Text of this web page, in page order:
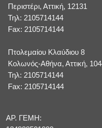
Περιστέρι, Αττική, 12131
Τηλ: 2105714144
Fax: 2105714144
Πτολεμαίου Κλαύδιου 8
Κολωνός-Αθήνα, Αττική,
Τηλ: 2105714144
Fax: 2105714144
ΑΡ. ΓΕΜΗ: